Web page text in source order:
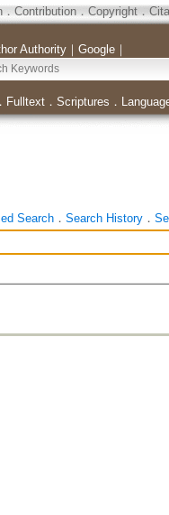
． Contribution．Copyright．
Authority｜ Google｜
Fulltext． Scriptures ．
Search． Search History．